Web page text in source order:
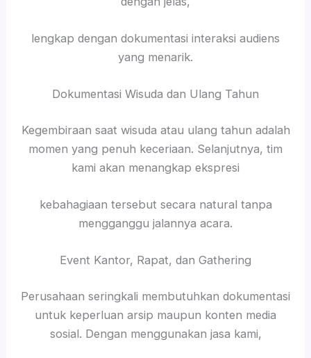
lengkap dengan dokumentasi interaksi audiens
yang menarik.
Dokumentasi Wisuda dan Ulang Tahun
Kegembiraan saat wisuda atau ulang tahun adalah
momen yang penuh keceriaan. Selanjutnya, tim
kami akan menangkap ekspresi
kebahagiaan tersebut secara natural tanpa
mengganggu jalannya acara.
Event Kantor, Rapat, dan Gathering
Perusahaan seringkali membutuhkan dokumentasi
untuk keperluan arsip maupun konten media
sosial. Dengan menggunakan jasa kami,